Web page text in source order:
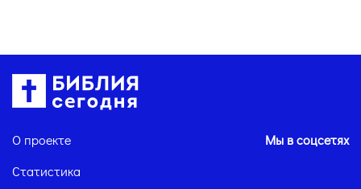
О проекте
Статистика
Мы в соцсетях